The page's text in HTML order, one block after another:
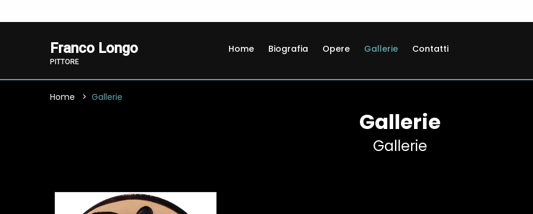
Franco Longo
PITTORE
Home Biografia Opere Gallerie Contatti
Home Gallerie
Gallerie
Gallerie